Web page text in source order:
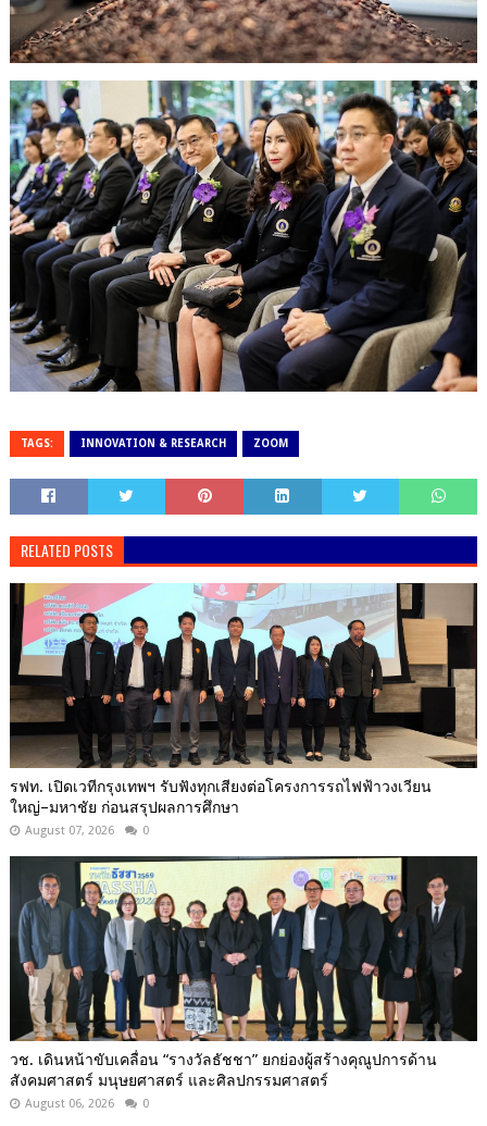
TAGS: INNOVATION & RESEARCH ZOOM
RELATED POSTS
รฟท. เปิดเวทีกรุงเทพฯ รับฟังทุกเสียงต่อโครงการรถไฟฟ้าวงเวียน
ใหญ่–มหาชัย ก่อนสรุปผลการศึกษา
August 07, 2026 0
วช. เดินหน้าขับเคลื่อน “รางวัลธัชชา” ยกย่องผู้สร้างคุณูปการด้าน
สังคมศาสตร์ มนุษยศาสตร์ และศิลปกรรมศาสตร์
August 06, 2026 0